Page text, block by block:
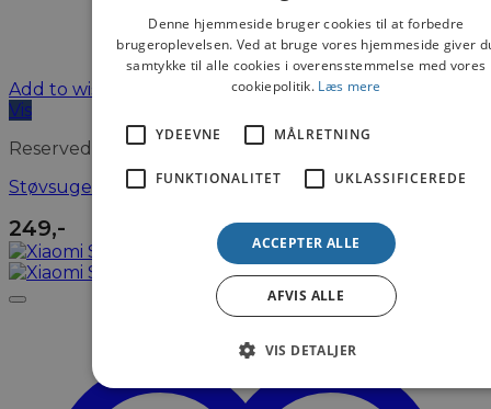
Add to wishlist
Vis
Reservedele
Støvsugerposer til Roborock S7 Plus (10 stk.)
249,-
Denne hjemmeside bruger cookies til at forbedre
brugeroplevelsen. Ved at bruge vores hjemmeside giver
samtykke til alle cookies i overensstemmelse med vores
cookiepolitik. Læs mere
YDEEVNE MÅLRETNING
FUNKTIONALITET UKLASSIFICEREDE
ACCEPTER ALLE
AFVIS ALLE
VIS DETALJER